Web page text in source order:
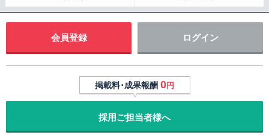
会員登録 ログイン
掲載料･成果報酬 0円
採用ご担当者様へ